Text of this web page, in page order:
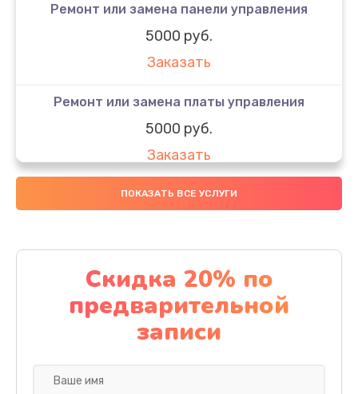
Ремонт или замена панели управления
5000 руб.
Заказать
Ремонт или замена платы управления
5000 руб.
Заказать
Ремонт или замена термоблока
Заказать
Ремонт привода варочного блока
4000 руб.
Заказать
ПОКАЗАТЬ ВСЕ УСЛУГИ
Скидка 20% по
предварительной
записи